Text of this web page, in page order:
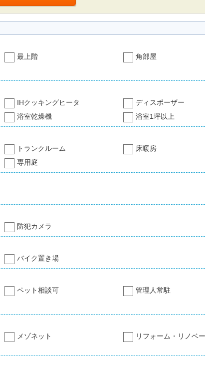
最上階
角部屋
IHクッキングヒータ
ディスポーザー
浴室乾燥機 浴室1坪以上
トランクルーム
床暖房
専用庭
防犯カメラ
バイク置き場
ペット相談可
管理人常駐
メゾネット リフォーム・リノベ